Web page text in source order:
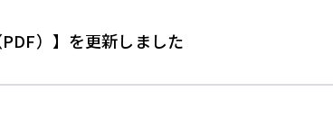
）】を更新しました